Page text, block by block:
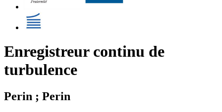
Enregistreur continu de
turbulence
Perin ; Perin